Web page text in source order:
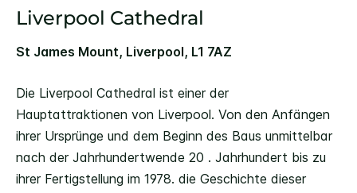
Liverpool Cathedral
St James Mount, Liverpool, L1 7AZ
Die Liverpool Cathedral ist einer der
Hauptattraktionen von Liverpool. Von den Anfängen
ihrer Ursprünge und dem Beginn des Baus unmittelbar
nach der Jahrhundertwende 20 . Jahrhundert bis zu
ihrer Fertigstellung im 1978. die Geschichte dieser